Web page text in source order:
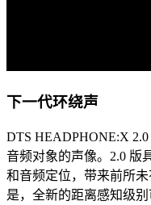
下一代环绕声
DTS HEADPHONE:X
音频对象的声像。2.0 版
和音频定位，带来前所
是，全新的距离感知级